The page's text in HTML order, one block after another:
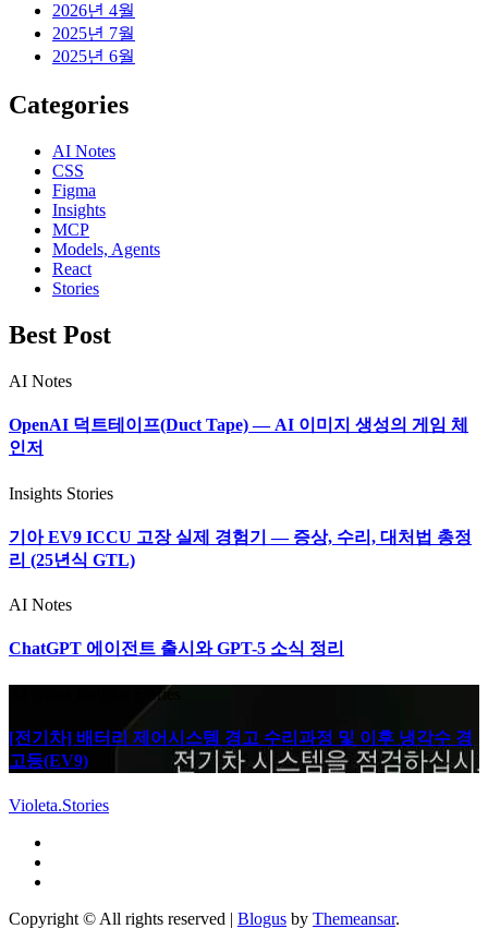
2026년 4월
2025년 7월
2025년 6월
Categories
AI Notes
CSS
Figma
Insights
MCP
Models, Agents
React
Stories
Best Post
AI Notes
OpenAI 덕트테이프(Duct Tape) — AI 이미지 생성의 게임 체
인저
Insights Stories
기아 EV9 ICCU 고장 실제 경험기 — 증상, 수리, 대처법 총정
리 (25년식 GTL)
AI Notes
ChatGPT 에이전트 출시와 GPT-5 소식 정리
Stories
[전기차] 배터리 제어시스템 경고 수리과정 및 이후 냉각수 경
고등(EV9)
Violeta.Stories
Copyright © All rights reserved | Blogus by Themeansar.